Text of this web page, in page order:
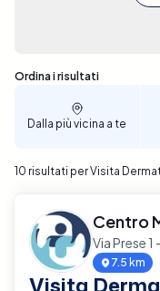
Sono stati trovati 10
Ordina i risultati
Dalla più vicina a te
10 risultati per Visita
Centro
Via Prese
7.5 km
Visita